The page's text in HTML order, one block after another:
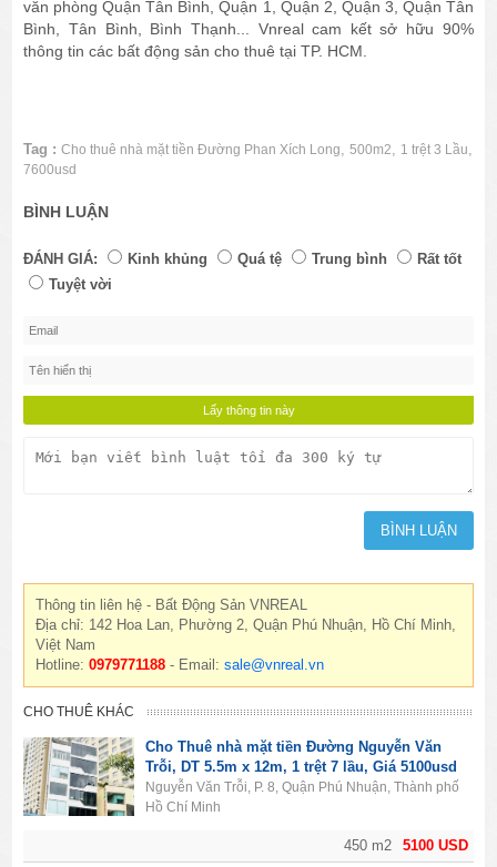
văn phòng Quận Tân Bình, Quận 1, Quận 2, Quận 3, Quận Tân
Bình, Tân Bình, Bình Thạnh... Vnreal cam kết sở hữu 90%
thông tin các bất động sản cho thuê tại TP. HCM.
Tag : Cho thuê nhà mặt tiền Đường Phan Xích Long,500m2, 1 trệt 3 Lầu,
7600usd
BÌNH LUẬN
ĐÁNH GIÁ: Kinh khủng Quá tệ Trung bình
Rất tốt
Tuyệt vời
Thông tin liên hệ - Bất Động Sản VNREAL
Địa chỉ: 142 Hoa Lan, Phường 2, Quận Phú Nhuận, Hồ Chí Minh,
Việt Nam
Hotline:0979771188 - Email:sale@vnreal.vn
CHO THUÊ KHÁC
5100 USD
450 m2
Cho Thuê nhà mặt tiền Đường Nguyễn Văn
Trỗi, DT 5.5m x 12m, 1 trệt 7 lầu, Giá 5100usd
Nguyễn Văn Trỗi, P. 8, Quận Phú Nhuận, Thành phố
Hồ Chí Minh